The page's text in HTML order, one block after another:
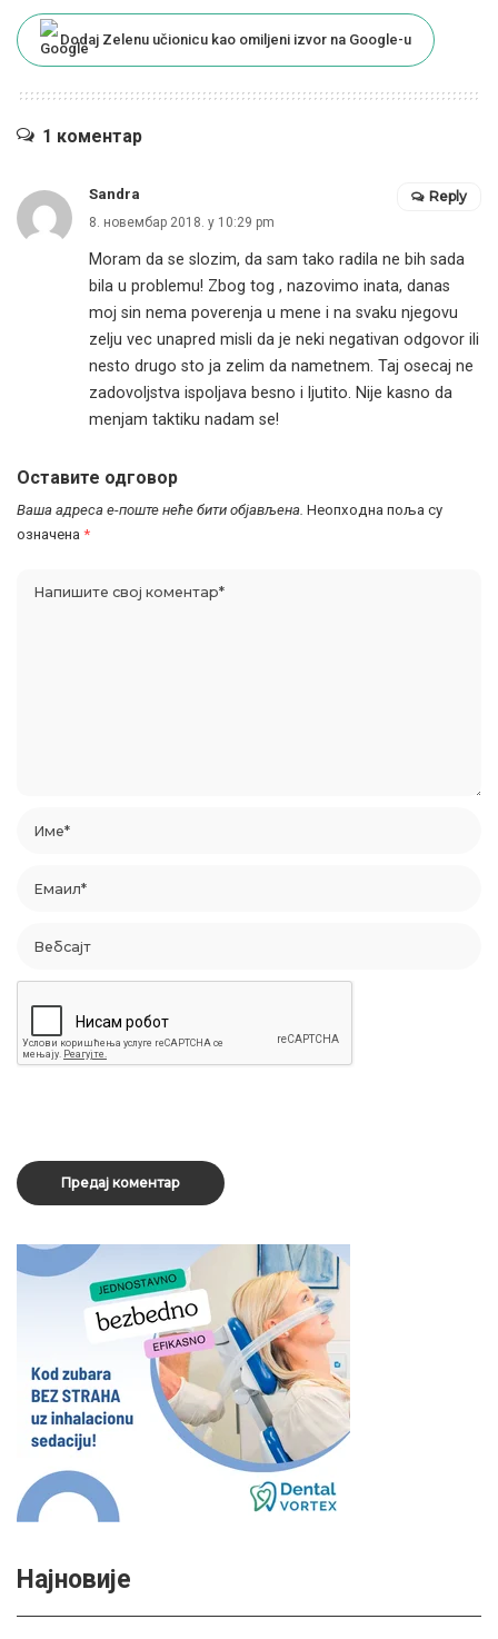
Dodaj Zelenu učionicu kao omiljeni izvor na Google-u
1 коментар
Sandra
8. новембар 2018. у 10:29 pm
Moram da se slozim, da sam tako radila ne bih sada
bila u problemu! Zbog tog , nazovimo inata, danas
moj sin nema poverenja u mene i na svaku njegovu
zelju vec unapred misli da je neki negativan odgovor ili
nesto drugo sto ja zelim da nametnem. Taj osecaj ne
zadovoljstva ispoljava besno i ljutito. Nije kasno da
menjam taktiku nadam se!
Reply
Оставите одговор
Ваша адреса е-поште неће бити објављена. Неопходна поља су
означена *
Најновије